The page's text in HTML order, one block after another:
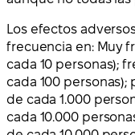
Los efectos
frecuencia en: Muy
cada 10 personas);
cada 100 personas);
de cada 1.000
cada 10.000